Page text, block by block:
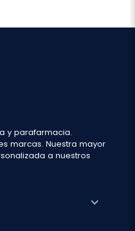
y parafarmacia.
marcas. Nuestra mayor
a nuestros
expand_more